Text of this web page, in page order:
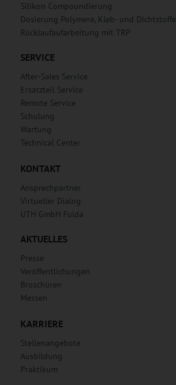
Silikon Compoundierung
Dosierung Polymere, Kleb- und Dichtstoffe
Rücklaufaufarbeitung mit TRP
SERVICE
After-Sales Service
Ersatzteil Service
Remote Service
Schulung
Wartung
Technical Center
KONTAKT
Ansprechpartner
Virtueller Dialog
UTH GmbH Fulda
AKTUELLES
Presse
Veröffentlichungen
Broschüren
Messen
KARRIERE
Stellenangebote
Ausbildung
Praktikum